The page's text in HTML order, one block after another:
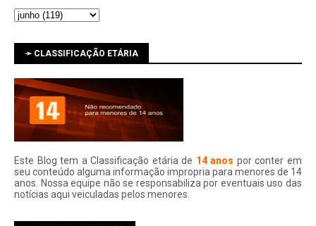
➛ CLASSIFICAÇÃO ETÁRIA
Este Blog tem a Classificação etária de 14 anos por conter em
seu conteúdo alguma informação impropria para menores de 14
anos. Nossa equipe não se responsabiliza por eventuais uso das
notí­cias aqui veiculadas pelos menores.